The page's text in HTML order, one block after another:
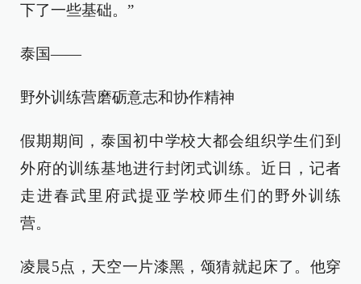
下了一些基础。”
泰国——
野外训练营磨砺意志和协作精神
假期期间，泰国初中学校大都会组织学生们到
外府的训练基地进行封闭式训练。近日，记者
走进春武里府武提亚学校师生们的野外训练
营。
凌晨5点，天空一片漆黑，颂猜就起床了。他穿